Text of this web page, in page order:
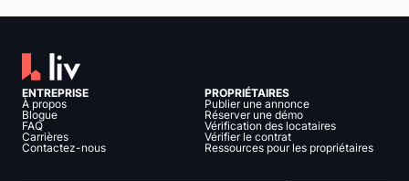
ENTREPRISE
À propos
Blogue
FAQ
Carrières
Contactez-nous
PROPRIÉTAIRES
Publier une annonce
Réserver une démo
Vérification des locataires
Vérifier le contrat
Ressources pour les propriétaires